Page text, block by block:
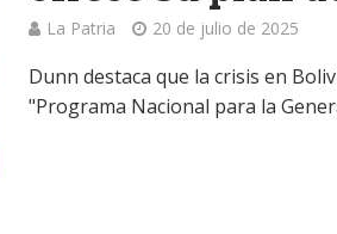
La Patria 20 de julio de 2025
Dunn destaca que la crisis en
"Programa Nacional para la